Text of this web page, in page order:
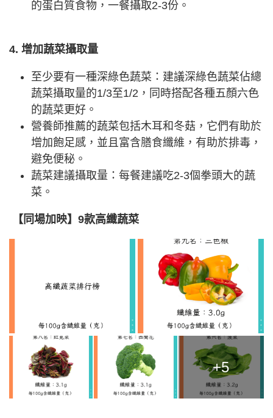
的蛋白質食物，一餐攝取2-3份。
4. 增加蔬菜攝取量
至少要有一種深綠色蔬菜：建議深綠色蔬菜佔總
蔬菜攝取量的1/3至1/2，同時搭配各種五顏六色
的蔬菜更好。
營養師推薦的蔬菜包括木耳和冬菇，它們有助於
增加飽足感，並且富含膳食纖維，有助於排毒，
避免便秘。
蔬菜建議攝取量：每餐建議吃2-3個拳頭大的蔬
菜。
【同場加映】9款高纖蔬菜
+5